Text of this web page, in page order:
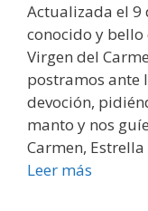
Actualizada el 9
conocido y bello
Virgen del
postramos ante
devoción,
manto y nos
Carmen,
Leer más